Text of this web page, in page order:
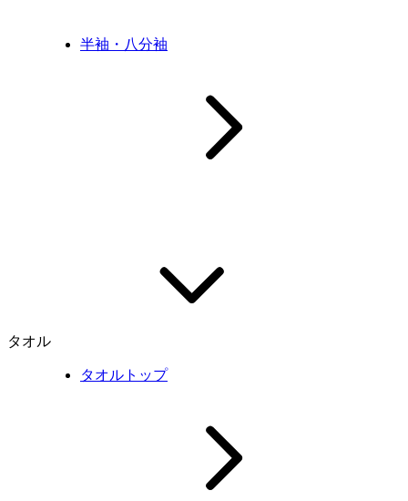
半袖・八分袖
タオル
タオルトップ